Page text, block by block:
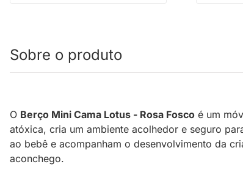
Sobre o produto
O Berço Mini Cama Lotus - Rosa Fosco é um
atóxica, cria um ambiente acolhedor e seguro
ao bebê e acompanham o desenvolvimento da
aconchego.